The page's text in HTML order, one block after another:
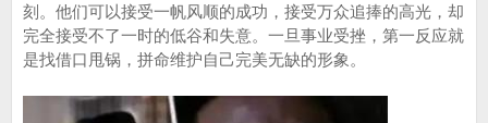
刻。他们可以接受一帆风顺的成功，接受万众追捧的高光，却
完全接受不了一时的低谷和失意。一旦事业受挫，第一反应就
是找借口甩锅，拼命维护自己完美无缺的形象。